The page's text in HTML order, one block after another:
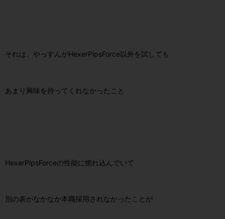
それは、やっすんがHexerPipsForce以外を試しても
あまり興味を持ってくれなかったこと
HexerPipsForceの性能に惚れ込んでいて
別の表がなかなか本職採用されなかったことが